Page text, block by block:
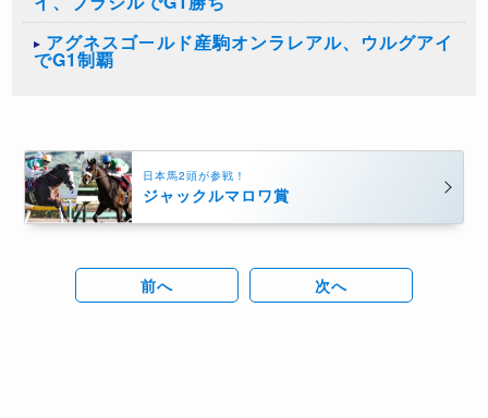
アグネスゴールド産駒オンラレアル、ウルグアイ
でG1制覇
日本馬2頭が参戦！
ジャックルマロワ賞
前へ 次へ